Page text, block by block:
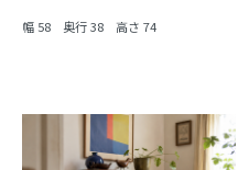
幅 58 奥行 38 高さ 74